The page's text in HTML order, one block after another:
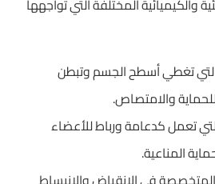
التي تغطي أسطح الجسم وتبطن
والامتصاص.
تعمل كدعامة ورباط للأعضاء
المناعية.